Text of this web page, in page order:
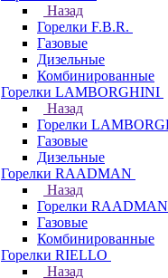
Назад
Горелки F.B.R.
Газовые
Дизельные
Комбинированные
Горелки LAMBORGHINI
Назад
Горелки
Газовые
Дизельные
Горелки RAADMAN
Назад
Горелки RAADMAN
Газовые
Комбинированные
Горелки RIELLO
Назад